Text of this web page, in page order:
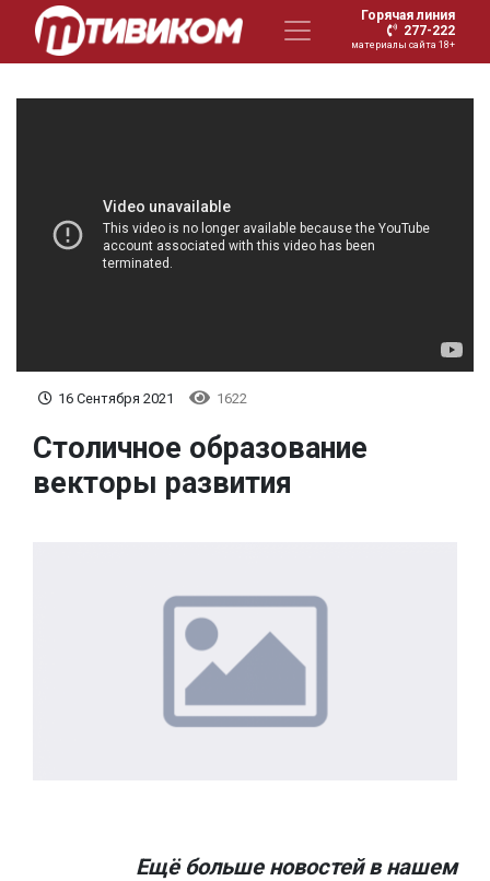
Горячая линия
277-222
материалы сайта 18+
16 Сентября 2021 1622
Столичное образование
векторы развития
Ещё больше новостей в нашем